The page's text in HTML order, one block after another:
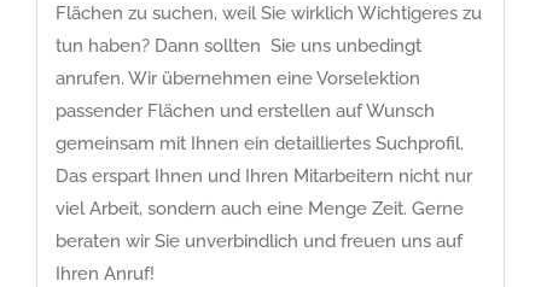
Flächen zu suchen, weil Sie wirklich Wichtigeres zu
tun haben? Dann sollten Sie uns unbedingt
anrufen. Wir übernehmen eine Vorselektion
passender Flächen und erstellen auf Wunsch
gemeinsam mit Ihnen ein detailliertes Suchprofil.
Das erspart Ihnen und Ihren Mitarbeitern nicht nur
viel Arbeit, sondern auch eine Menge Zeit. Gerne
beraten wir Sie unverbindlich und freuen uns auf
Ihren Anruf!